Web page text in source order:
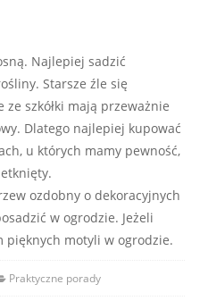
Najlepiej sadzić
Starsze źle się
szkółki mają przeważnie
Dlatego najlepiej kupować
u których mamy pewność,
ozdobny o dekoracyjnych
w ogrodzie. Jeżeli
pięknych motyli w ogrodzie.
Praktyczne porady